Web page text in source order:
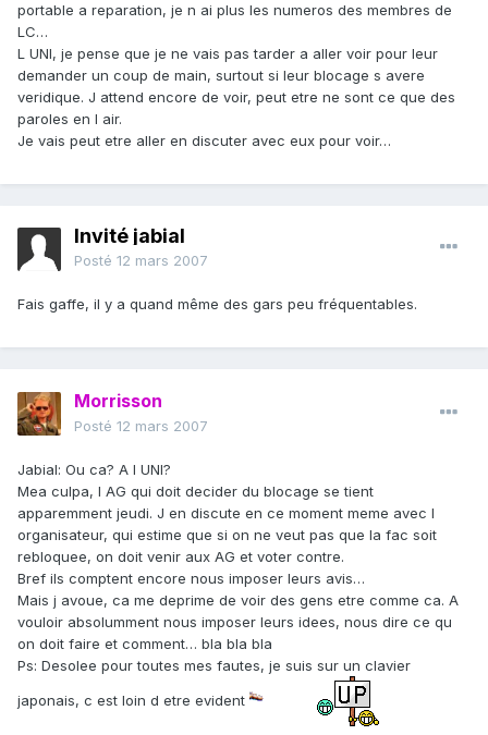
portable a reparation, je n ai plus les numeros des membres de
LC…
L UNI, je pense que je ne vais pas tarder a aller voir pour leur
demander un coup de main, surtout si leur blocage s avere
veridique. J attend encore de voir, peut etre ne sont ce que des
paroles en l air.
Je vais peut etre aller en discuter avec eux pour voir…
Invité jabial
Posté 12 mars 2007
Fais gaffe, il y a quand même des gars peu fréquentables.
Morrisson
Posté 12 mars 2007
Jabial: Ou ca? A l UNI?
Mea culpa, l AG qui doit decider du blocage se tient
apparemment jeudi. J en discute en ce moment meme avec l
organisateur, qui estime que si on ne veut pas que la fac soit
rebloquee, on doit venir aux AG et voter contre.
Bref ils comptent encore nous imposer leurs avis…
Mais j avoue, ca me deprime de voir des gens etre comme ca. A
vouloir absolumment nous imposer leurs idees, nous dire ce qu
on doit faire et comment… bla bla bla
Ps: Desolee pour toutes mes fautes, je suis sur un clavier
japonais, c est loin d etre evident